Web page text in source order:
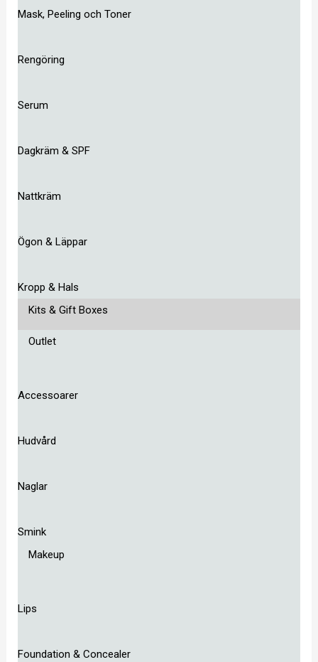
Mask, Peeling och Toner
Rengöring
Serum
Dagkräm & SPF
Nattkräm
Ögon & Läppar
Kropp & Hals
Kits & Gift Boxes
Outlet
Accessoarer
Hudvård
Naglar
Smink
Makeup
Lips
Foundation & Concealer